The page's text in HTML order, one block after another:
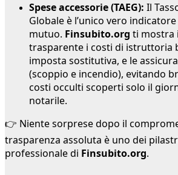
Spese accessorie (TAEG): Il
Globale è l’unico vero
mutuo. Finsubito.org ti mostra
trasparente i costi di istruttoria
imposta sostitutiva, e le
(scoppio e incendio), evitando
costi occulti scoperti solo il
notarile.
👉 Niente sorprese dopo il
trasparenza assoluta è uno dei
professionale di Finsubito.org.